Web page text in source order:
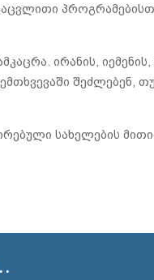
ირანის,
შეძლებენ, თუ
სახელების